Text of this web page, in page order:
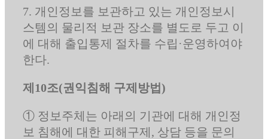
7. 개인정보를 보관하고 있는 개인정보시
스템의 물리적 보관 장소를 별도로 두고 이
에 대해 출입통제 절차를 수립·운영하여야
한다.
제10조(권익침해 구제방법)
① 정보주체는 아래의 기관에 대해 개인정
보 침해에 대한 피해구제, 상담 등을 문의